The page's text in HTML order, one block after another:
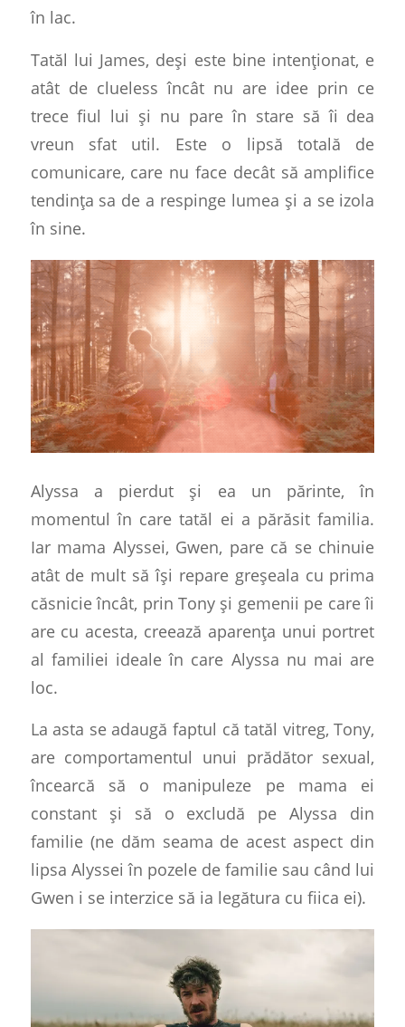
în lac.
Tatăl lui James, deși este bine intenționat, e
atât de clueless încât nu are idee prin ce
trece fiul lui și nu pare în stare să îi dea
vreun sfat util. Este o lipsă totală de
comunicare, care nu face decât să amplifice
tendința sa de a respinge lumea și a se izola
în sine.
Alyssa a pierdut și ea un părinte, în
momentul în care tatăl ei a părăsit familia.
Iar mama Alyssei, Gwen, pare că se chinuie
atât de mult să își repare greșeala cu prima
căsnicie încât, prin Tony și gemenii pe care îi
are cu acesta, creează aparența unui portret
al familiei ideale în care Alyssa nu mai are
loc.
La asta se adaugă faptul că tatăl vitreg, Tony,
are comportamentul unui prădător sexual,
încearcă să o manipuleze pe mama ei
constant și să o excludă pe Alyssa din
familie (ne dăm seama de acest aspect din
lipsa Alyssei în pozele de familie sau când lui
Gwen i se interzice să ia legătura cu fiica ei).